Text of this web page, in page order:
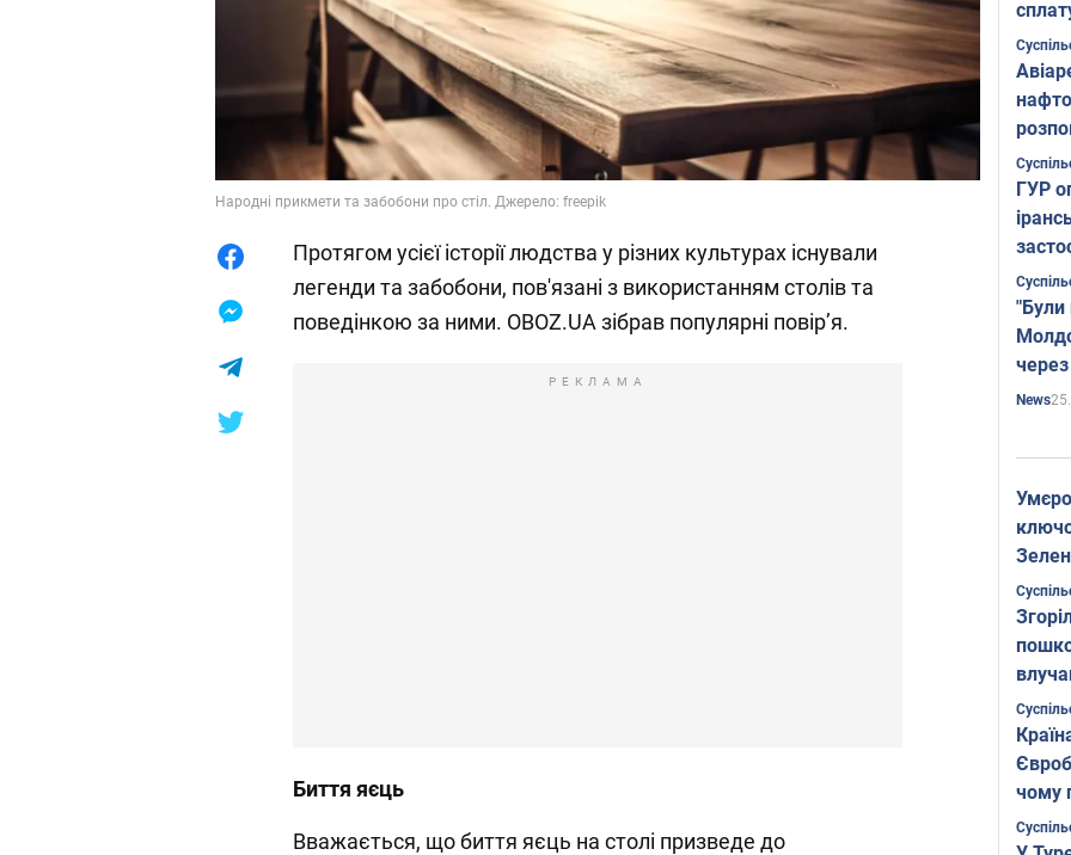
Народні прикмети та забобони про стіл. Джерело: freepik
Протягом усієї історії людства у різних культурах існували
легенди та забобони, пов'язані з використанням столів та
поведінкою за ними. OBOZ.UA зібрав популярні повірʼя.
РЕКЛАМА
Биття яєць
Вважається, що биття яєць на столі призведе до
ГУР
"Були
News
Фото
чому